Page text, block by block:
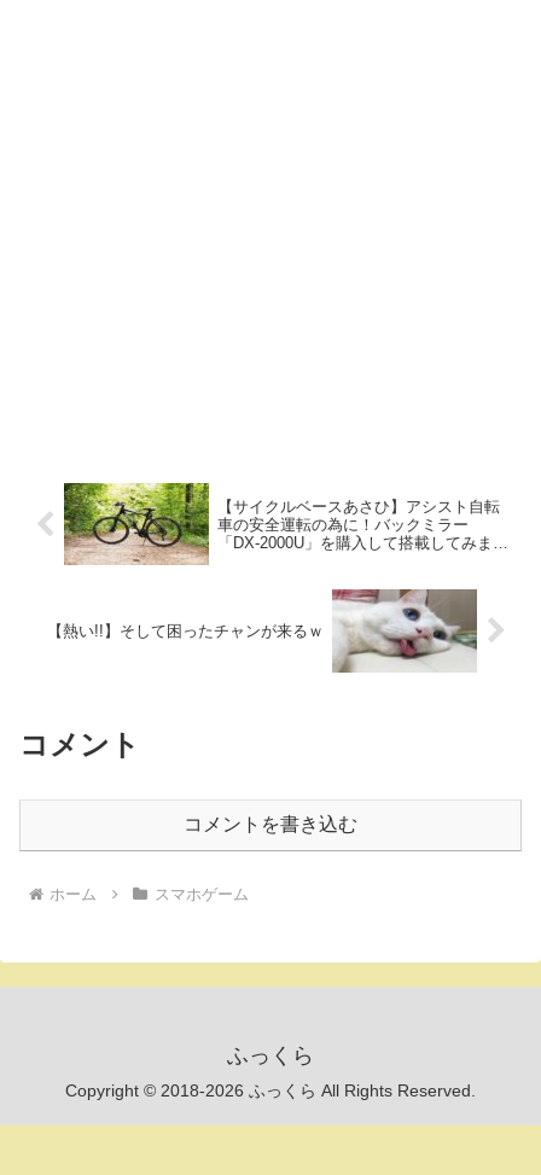
【サイクルベースあさひ】アシスト自転
車の安全運転の為に！バックミラー
「DX-2000U」を購入して搭載してみまし
【熱い!!】そして困ったチャンが来るｗ
コメント
コメントを書き込む
ホーム スマホゲーム
ふっくら
Copyright © 2018-2026 ふっくら All Rights Reserved.